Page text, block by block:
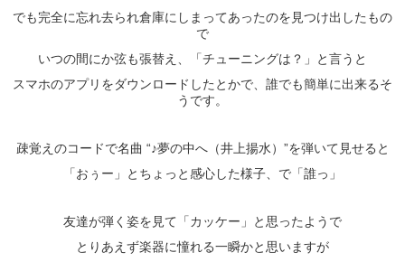
でも完全に忘れ去られ倉庫にしまってあったのを見つけ出したもの
で
いつの間にか弦も張替え、「チューニングは？」と言うと
スマホのアプリをダウンロードしたとかで、誰でも簡単に出来るそ
うです。
疎覚えのコードで名曲 “♪夢の中へ（井上揚水）”を弾いて見せると
「おぅー」とちょっと感心した様子、で「誰っ」
友達が弾く姿を見て「カッケー」と思ったようで
とりあえず楽器に憧れる一瞬かと思いますが